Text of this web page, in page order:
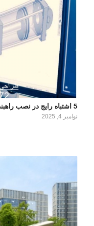
5 اشتباه رایج در نصب راهبند اتوماتیک
نوامبر 4, 2025